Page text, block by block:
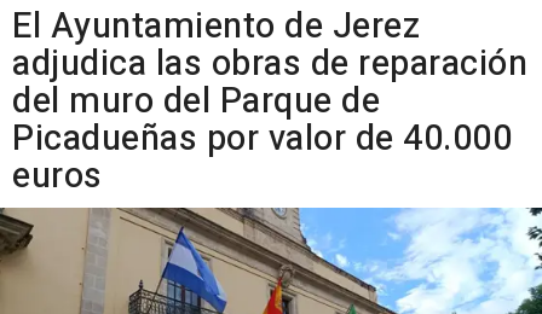
El Ayuntamiento de Jerez
adjudica las obras de reparación
del muro del Parque de
Picadueñas por valor de 40.000
euros